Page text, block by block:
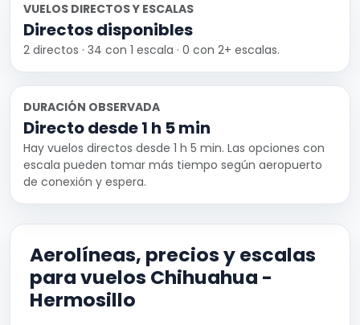
VUELOS DIRECTOS Y ESCALAS
Directos disponibles
2 directos · 34 con 1 escala · 0 con 2+ escalas.
DURACIÓN OBSERVADA
Directo desde 1 h 5 min
Hay vuelos directos desde 1 h 5 min. Las opciones con
escala pueden tomar más tiempo según aeropuerto
de conexión y espera.
Aerolíneas, precios y escalas
para vuelos Chihuahua -
Hermosillo